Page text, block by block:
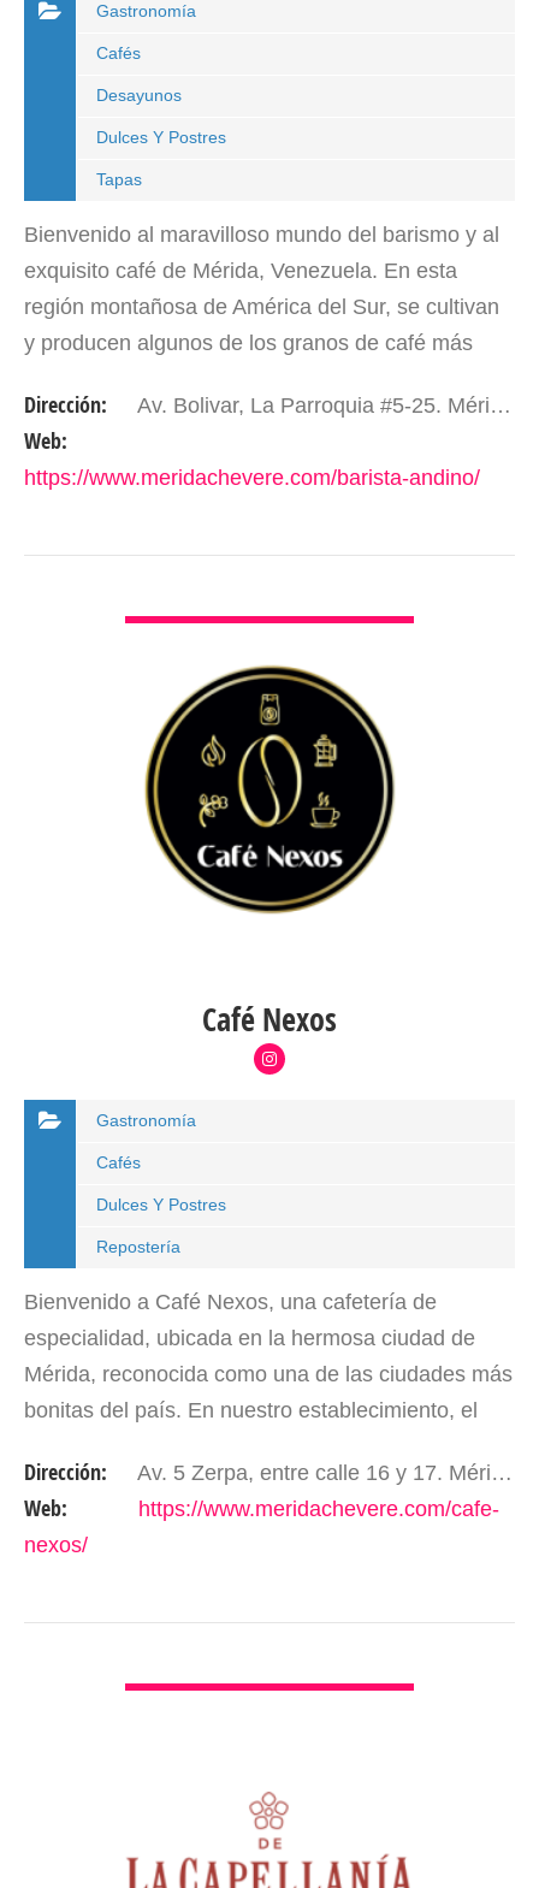
Gastronomía
Cafés
Desayunos
Dulces Y Postres
Tapas
Bienvenido al maravilloso mundo del barismo y al
exquisito café de Mérida, Venezuela. En esta
región montañosa de América del Sur, se cultivan
y producen algunos de los granos de café más
por brindar una…
Dirección: Av. Bolivar, La Parroquia #5-25. Mérida - Edo. Mérida. Venezuela.
Web:
https://www.meridachevere.com/barista-andino/
Café Nexos
Gastronomía
Cafés
Dulces Y Postres
Repostería
Bienvenido a Café Nexos, una cafetería de
especialidad, ubicada en la hermosa ciudad de
Mérida, reconocida como una de las ciudades más
bonitas del país. En nuestro establecimiento, el
conocemos,…
Dirección: Av. 5 Zerpa, entre calle 16 y 17. Mérida - Edo. Mérida. Venezuela.
Web:
https://www.meridachevere.com/cafe-
nexos/